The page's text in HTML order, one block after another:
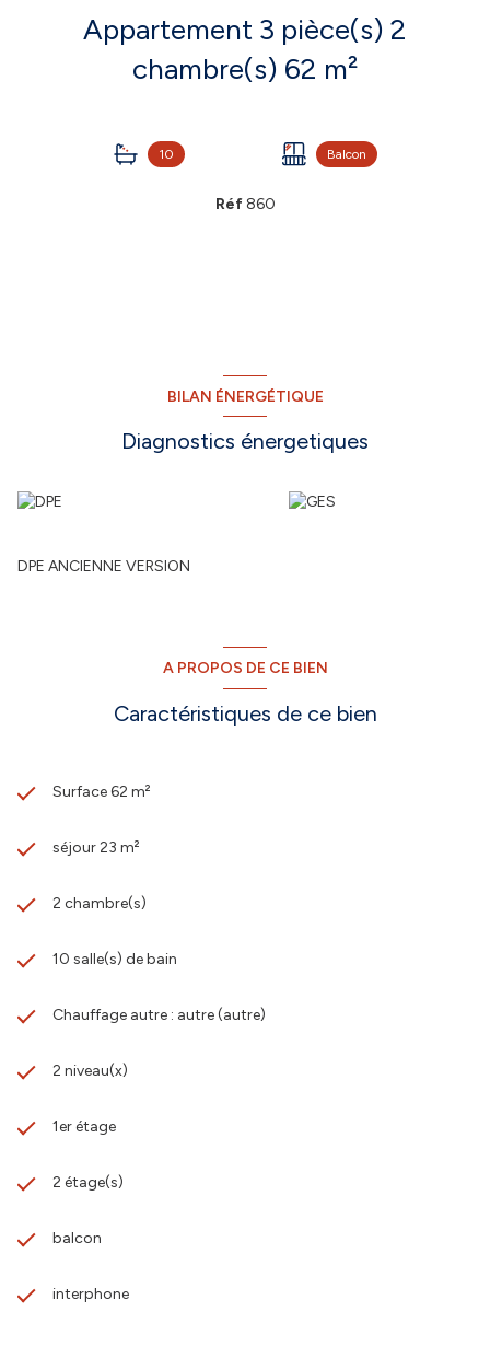
Appartement 3 pièce(s) 2
chambre(s) 62 m²
10 Balcon
Réf860
BILAN ÉNERGÉTIQUE
Diagnostics énergetiques
DPE ANCIENNE VERSION
A PROPOS DE CE BIEN
Caractéristiques de ce bien
Surface 62 m²
séjour 23 m²
2 chambre(s)
10 salle(s) de bain
Chauffage autre : autre (autre)
2 niveau(x)
1er étage
2 étage(s)
balcon
interphone